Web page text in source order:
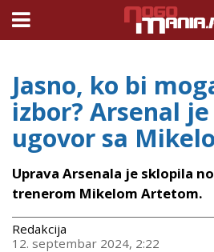
Jasno, ko bi
izbor? Arsenal
ugovor sa
Uprava Arsenala je sklopila
trenerom Mikelom Artetom.
Redakcija
12. septembar 2024, 2:22